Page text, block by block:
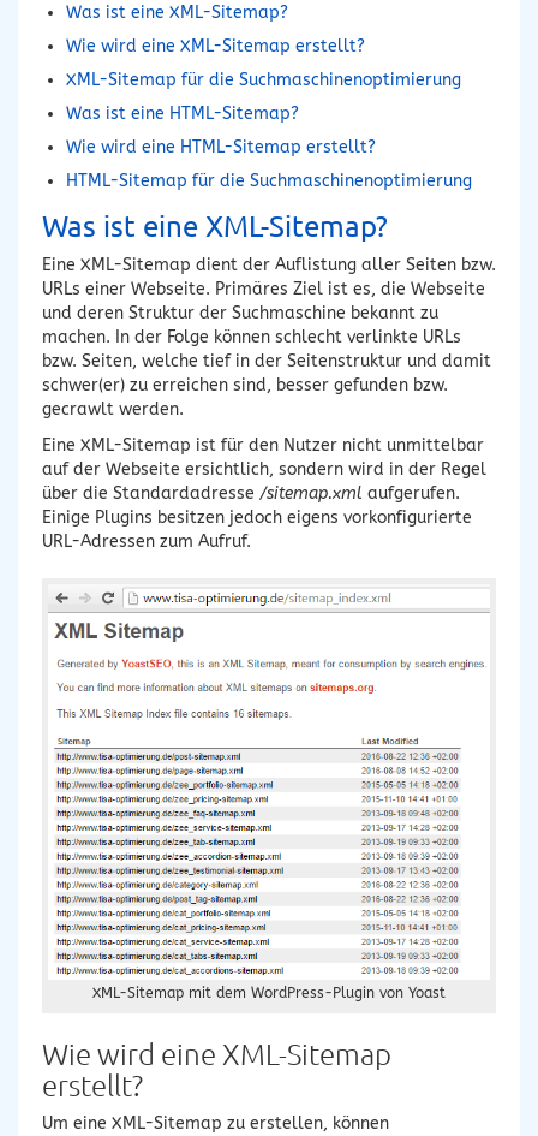
Was ist eine XML-Sitemap?
Wie wird eine XML-Sitemap erstellt?
XML-Sitemap für die Suchmaschinenoptimierung
Was ist eine HTML-Sitemap?
Wie wird eine HTML-Sitemap erstellt?
HTML-Sitemap für die Suchmaschinenoptimierung
Was ist eine XML-Sitemap?
Eine XML-Sitemap dient der Auflistung aller Seiten bzw.
URLs einer Webseite. Primäres Ziel ist es, die Webseite
und deren Struktur der Suchmaschine bekannt zu
machen. In der Folge können schlecht verlinkte URLs
bzw. Seiten, welche tief in der Seitenstruktur und damit
schwer(er) zu erreichen sind, besser gefunden bzw.
gecrawlt werden.
Eine XML-Sitemap ist für den Nutzer nicht unmittelbar
auf der Webseite ersichtlich, sondern wird in der Regel
über die Standardadresse /sitemap.xml aufgerufen.
Einige Plugins besitzen jedoch eigens vorkonfigurierte
URL-Adressen zum Aufruf.
XML-Sitemap mit dem WordPress-Plugin von Yoast
Wie wird eine XML-Sitemap
erstellt?
Um eine XML-Sitemap zu erstellen, können